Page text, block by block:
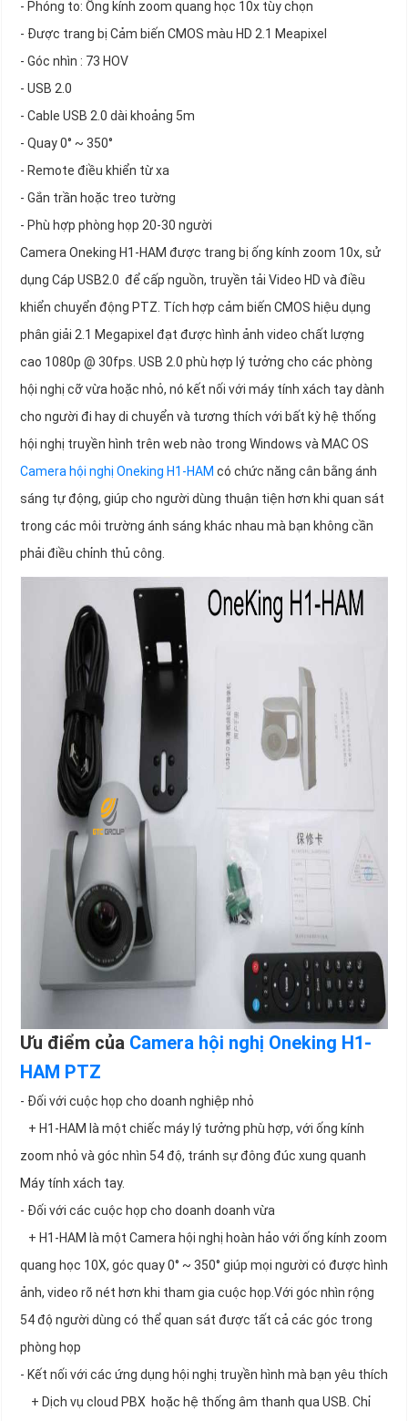
- Phóng to: Ống kính zoom quang học 10x tùy chọn
- Được trang bị Cảm biến CMOS màu HD 2.1 Meapixel
- Góc nhìn : 73 HOV
- USB 2.0
- Cable USB 2.0 dài khoảng 5m
- Quay 0° ~ 350°
- Remote điều khiển từ xa
- Gắn trần hoặc treo tường
- Phù hợp phòng họp 20-30 người
Camera Oneking H1-HAM được trang bị ống kính zoom 10x, sử
dụng Cáp USB2.0 để cấp nguồn, truyền tải Video HD và điều
khiển chuyển động PTZ. Tích hợp cảm biến CMOS hiệu dụng
phân giải 2.1 Megapixel đạt được hình ảnh video chất lượng
cao 1080p @ 30fps. USB 2.0 phù hợp lý tưởng cho các phòng
hội nghị cỡ vừa hoặc nhỏ, nó kết nối với máy tính xách tay dành
cho người đi hay di chuyển và tương thích với bất kỳ hệ thống
hội nghị truyền hình trên web nào trong Windows và MAC OS
Camera hội nghị Oneking H1-HAM có chức năng cân bằng ánh
sáng tự động, giúp cho người dùng thuận tiện hơn khi quan sát
trong các môi trường ánh sáng khác nhau mà bạn không cần
phải điều chỉnh thủ công.
Ưu điểm của Camera hội nghị Oneking H1-
HAM PTZ
- Đối với cuộc họp cho doanh nghiệp nhỏ
+ H1-HAM là một chiếc máy lý tưởng phù hợp, với ống kính
zoom nhỏ và góc nhìn 54 độ, tránh sự đông đúc xung quanh
Máy tính xách tay.
- Đối với các cuộc họp cho doanh doanh vừa
+ H1-HAM là một Camera hội nghị hoàn hảo với ống kính zoom
quang học 10X, góc quay 0° ~ 350° giúp mọi người có được hình
ảnh, video rõ nét hơn khi tham gia cuộc họp.Với góc nhìn rộng
54 độ người dùng có thể quan sát được tất cả các góc trong
phòng họp
- Kết nối với các ứng dụng hội nghị truyền hình mà bạn yêu thích
+ Dịch vụ cloud PBX hoặc hệ thống âm thanh qua USB. Chỉ